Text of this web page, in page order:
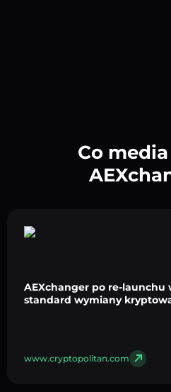
Co
AEXchanger po re-launchu
standard wymiany
www.cryptopolitan.com